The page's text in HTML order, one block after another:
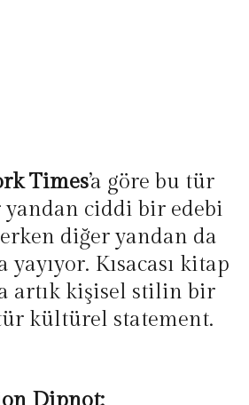
Times’a göre bu tür
ciddi bir edebi
diğer yandan da
yayıyor. Kısacası kitap
artık kişisel stilin bir
kültürel statement.